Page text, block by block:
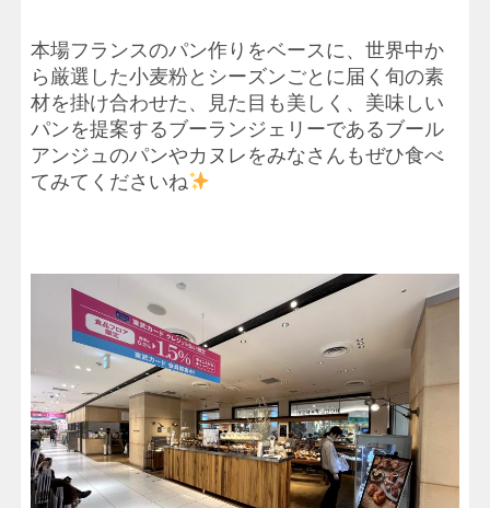
本場フランスのパン作りをベースに、世界中か
ら厳選した小麦粉とシーズンごとに届く旬の素
材を掛け合わせた、見た目も美しく、美味しい
パンを提案するブーランジェリーであるブール
アンジュのパンやカヌレをみなさんもぜひ食べ
てみてくださいね